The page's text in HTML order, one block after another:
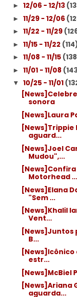
► 12/06 - 12/13
► 11/29 - 12/06
► 11/22 - 11/29
► 11/15 - 11/22
► 11/08 - 11/15
► 11/01 - 11/08
▼ 10/25 - 11/01
sonora
[News]Laura
[News]Trippie
aguard...
[News]Joel
Mudou",...
[News]Confira
Motorhead ...
[News]Elana
"Sem ...
[News]Khalil
Vent...
[News]Juntos
B...
[News]Icônico
estr...
[News]McBiel
[News]Ariana
aguarda...